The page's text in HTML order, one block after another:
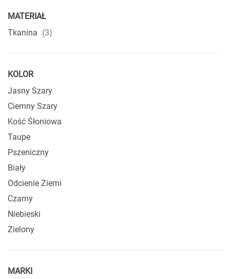
MATERIAŁ
Tkanina
3produkty
KOLOR
Jasny Szary
Ciemny Szary
Kość Śłoniowa
Taupe
Pszeniczny
Biały
Odcienie Ziemi
Czarny
Niebieski
Zielony
MARKI